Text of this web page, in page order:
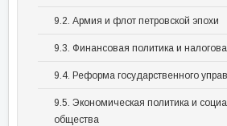
9.2. Армия и флот петровской эпохи
9.3. Финансовая политика и
9.4. Реформа государственного
9.5. Экономическая политика и
общества